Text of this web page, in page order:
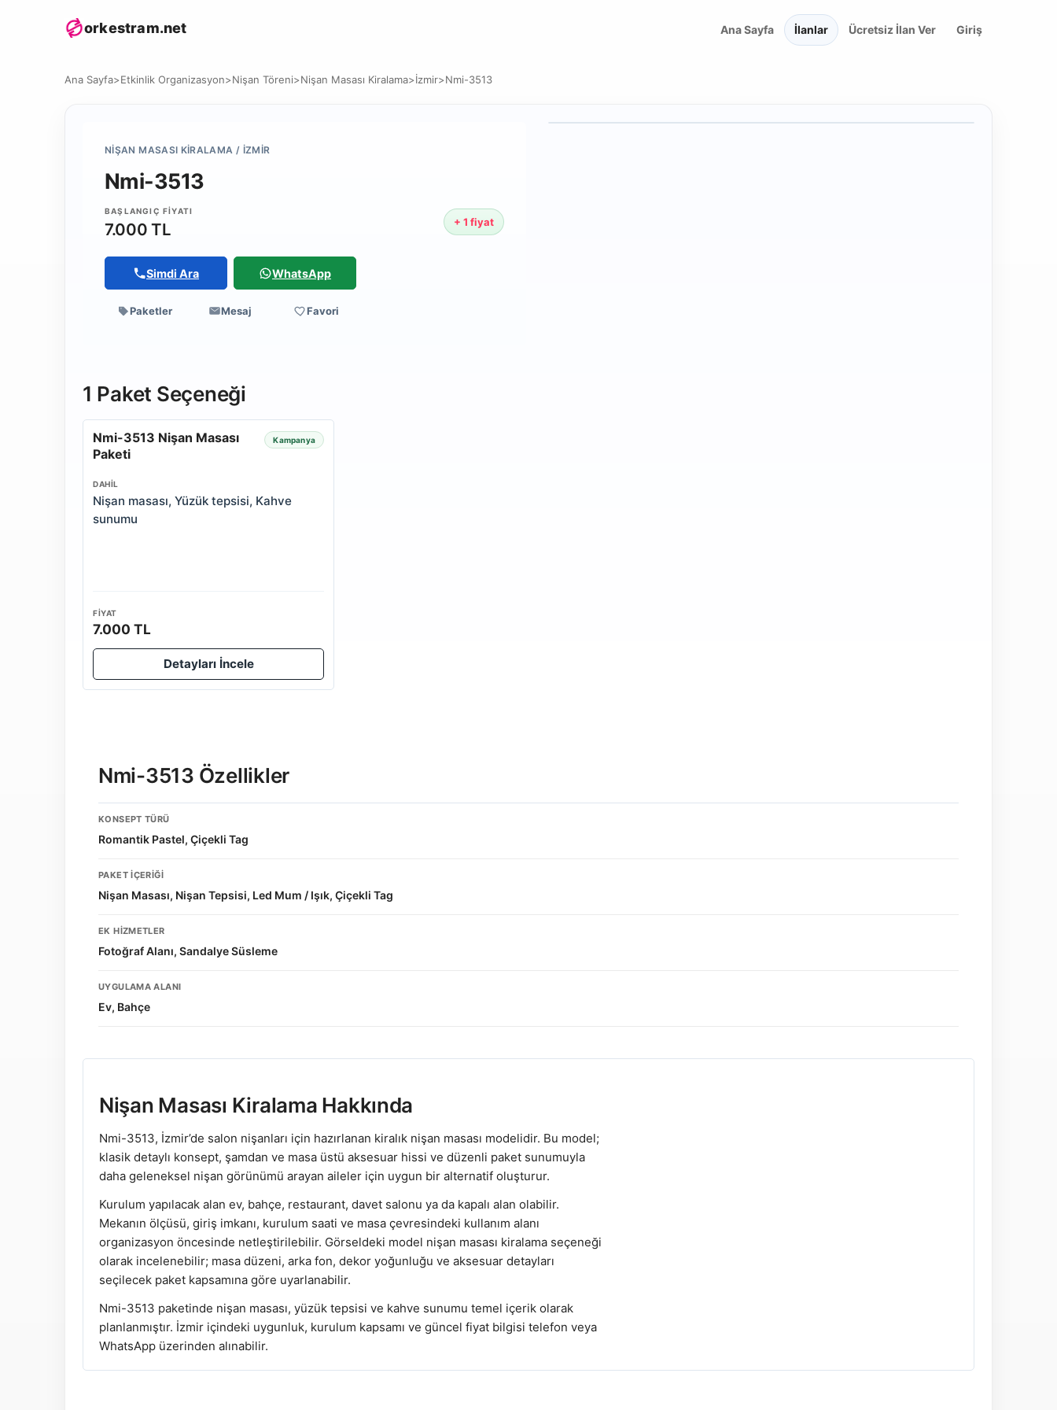
orkestram.net Ana Sayfa İlanlar Ücretsiz İlan Ver Giriş
Ana Sayfa>Etkinlik Organizasyon>Nişan Töreni>Nişan Masası Kiralama>İzmir>Nmi-3513
NIŞAN MASASI KIRALAMA / İZMIR
Nmi-3513
BAŞLANGIÇ FIYATI
7.000 TL + 1 fiyat
Simdi Ara WhatsApp
Paketler Mesaj Favori
1 Paket Seçeneği
Nmi-3513 Nişan Masası
Paketi
Kampanya
DAHIL
Nişan masası, Yüzük tepsisi, Kahve
sunumu
FIYAT
7.000 TL
Detayları İncele
Nmi-3513 Özellikler
KONSEPT TÜRÜ
Romantik Pastel, Çiçekli Tag
PAKET İÇERIĞI
Nişan Masası, Nişan Tepsisi, Led Mum / Işık, Çiçekli Tag
EK HIZMETLER
Fotoğraf Alanı, Sandalye Süsleme
UYGULAMA ALANI
Ev, Bahçe
Nişan Masası Kiralama Hakkında
Nmi-3513, İzmir’de salon nişanları için hazırlanan kiralık nişan masası modelidir. Bu model;
klasik detaylı konsept, şamdan ve masa üstü aksesuar hissi ve düzenli paket sunumuyla
daha geleneksel nişan görünümü arayan aileler için uygun bir alternatif oluşturur.
Kurulum yapılacak alan ev, bahçe, restaurant, davet salonu ya da kapalı alan olabilir.
Mekanın ölçüsü, giriş imkanı, kurulum saati ve masa çevresindeki kullanım alanı
organizasyon öncesinde netleştirilebilir. Görseldeki model nişan masası kiralama seçeneği
olarak incelenebilir; masa düzeni, arka fon, dekor yoğunluğu ve aksesuar detayları
seçilecek paket kapsamına göre uyarlanabilir.
Nmi-3513 paketinde nişan masası, yüzük tepsisi ve kahve sunumu temel içerik olarak
planlanmıştır. İzmir içindeki uygunluk, kurulum kapsamı ve güncel fiyat bilgisi telefon veya
WhatsApp üzerinden alınabilir.